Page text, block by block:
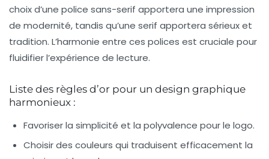
choix d’une police sans-serif apportera une impression
de modernité, tandis qu’une serif apportera sérieux et
tradition. L’harmonie entre ces polices est cruciale pour
fluidifier l’expérience de lecture.
Liste des règles d’or pour un design graphique
harmonieux :
Favoriser la simplicité et la polyvalence pour le logo.
Choisir des couleurs qui traduisent efficacement la